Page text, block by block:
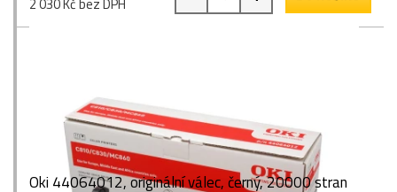
Oki 44064012, originální válec, černý, 20000 stran